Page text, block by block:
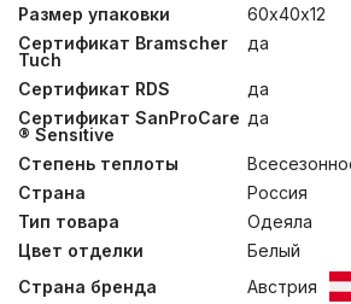
251 и обладающий всеми
подобного рода тканям:
гигроскопичность, плотность,
пуховый наполнитель
небольшим добавлением
повышает упругость наполнителя
необходимый объем.
Рекомендована стирка при
специальном «мешке для стирки»,
разложенном на горизонтальной
регулярным распределением
вручную до высыхания.
Размер упаковки
60х40х12
Сертификат Bramscher
Tuch
да
Сертификат RDS
да
Сертификат SanProCare
® Sensitive
да
Степень теплоты
Страна
Россия
Тип товара
Одеяла
Цвет отделки
Белый
Страна бренда
Австрия